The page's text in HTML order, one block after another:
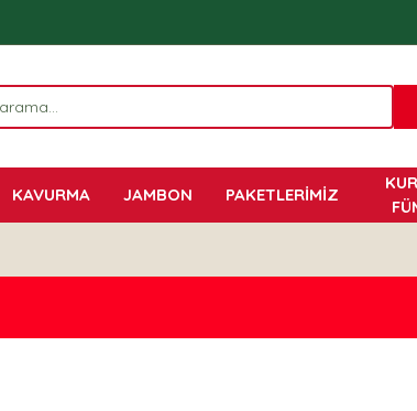
KAVURMA JAMBON PAKETLERİMİZ